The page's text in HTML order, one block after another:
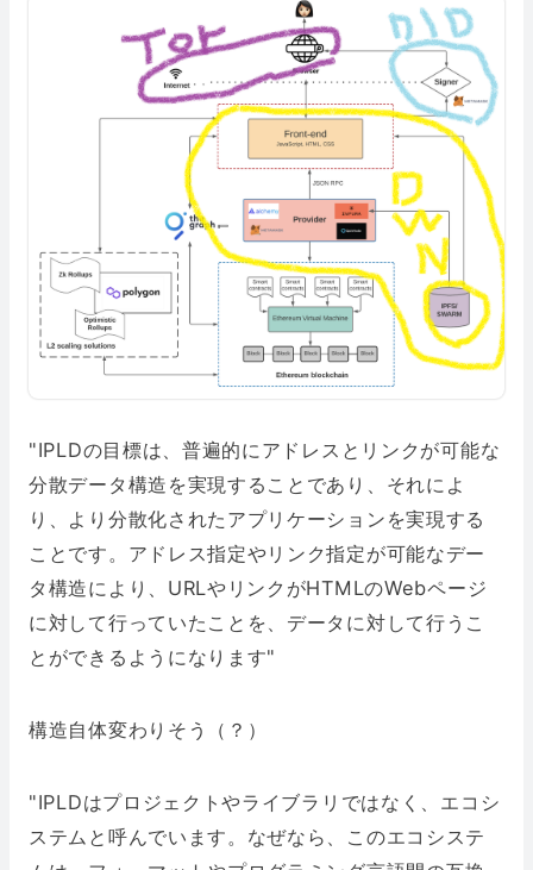
"IPLDの目標は、普遍的にアドレスとリンクが可能な
分散データ構造を実現することであり、それによ
り、より分散化されたアプリケーションを実現する
ことです。アドレス指定やリンク指定が可能なデー
タ構造により、URLやリンクがHTMLのWebページ
に対して行っていたことを、データに対して行うこ
とができるようになります"
構造自体変わりそう（？）
"IPLDはプロジェクトやライブラリではなく、エコシ
ステムと呼んでいます。なぜなら、このエコシステ